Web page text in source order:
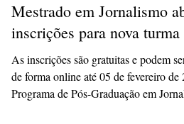
Mestrado em Jornalismo
inscrições para nova turma
As inscrições são gratuitas e podem ser
de forma online até 05 de fevereiro de
Programa de Pós-Graduação em